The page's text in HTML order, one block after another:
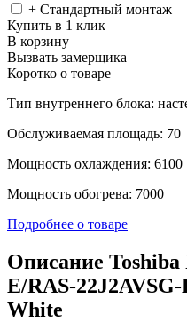
+ Стандартный монтаж
Купить в 1 клик
В корзину
Вызвать замерщика
Коротко о товаре
Тип внутреннего блока:
Обслуживаемая площадь: 70
Мощность охлаждения: 6100
Мощность обогрева: 7000
Подробнее о товаре
Описание
E/RAS-
White